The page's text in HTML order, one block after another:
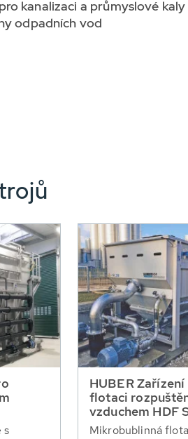
kanalizaci a průmyslové kaly
odpadních vod
s
HUBER
flotaci
vzduchem HDF
Mikrobublinná